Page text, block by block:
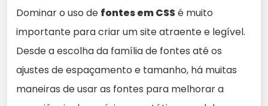
Dominar o uso de fontes em CSSé muito
importante para criar um site atraente e legível.
Desde a escolha da família de fontes até os
ajustes de espaçamento e tamanho, há muitas
maneiras de usar as fontes para melhorar a